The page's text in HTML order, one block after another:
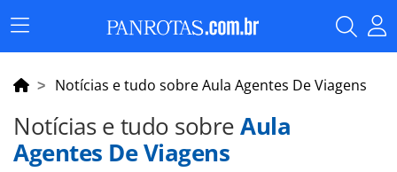
Menu
Principal
Notícias e tudo sobre Aula Agentes De Viagens
Notícias e tudo sobreAula
Agentes De Viagens